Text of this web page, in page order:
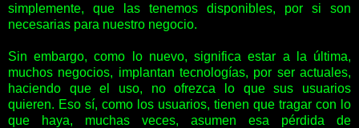
simplemente, que las tenemos disponibles, por si son
necesarias para nuestro negocio.
Sin embargo, como lo nuevo, significa estar a la última,
muchos negocios, implantan tecnologías, por ser actuales,
haciendo que el uso, no ofrezca lo que sus usuarios
quieren. Eso sí, como los usuarios, tienen que tragar con lo
que haya, muchas veces, asumen esa pérdida de